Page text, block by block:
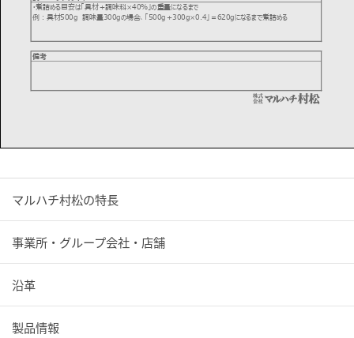
マルハチ村松の特長
事業所・グループ会社・店舗
沿革
製品情報